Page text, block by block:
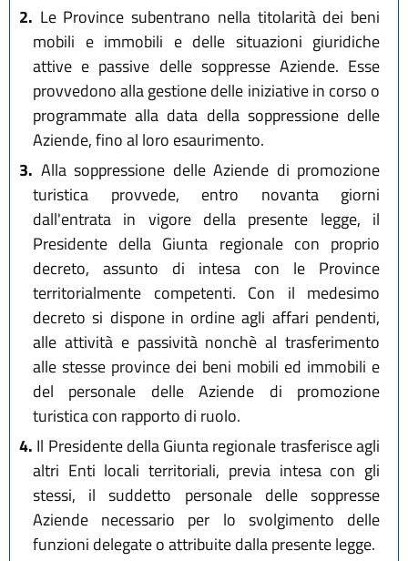
2. Le Province subentrano nella titolarità dei beni
mobili e immobili e delle situazioni giuridiche
attive e passive delle soppresse Aziende. Esse
provvedono alla gestione delle iniziative in corso o
programmate alla data della soppressione delle
Aziende, fino al loro esaurimento.
3. Alla soppressione delle Aziende di promozione
turistica provvede, entro novanta giorni
dall'entrata in vigore della presente legge, il
Presidente della Giunta regionale con proprio
decreto, assunto di intesa con le Province
territorialmente competenti. Con il medesimo
decreto si dispone in ordine agli affari pendenti,
alle attività e passività nonchè al trasferimento
alle stesse province dei beni mobili ed immobili e
del personale delle Aziende di promozione
turistica con rapporto di ruolo.
4. Il Presidente della Giunta regionale trasferisce agli
altri Enti locali territoriali, previa intesa con gli
stessi, il suddetto personale delle soppresse
Aziende necessario per lo svolgimento delle
funzioni delegate o attribuite dalla presente legge.